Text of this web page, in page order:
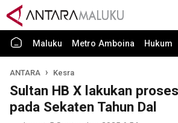
Maluku Metro Amboina Hukum
ANTARA Kesra
Sultan HB X lakukan
pada Sekaten Tahun Dal